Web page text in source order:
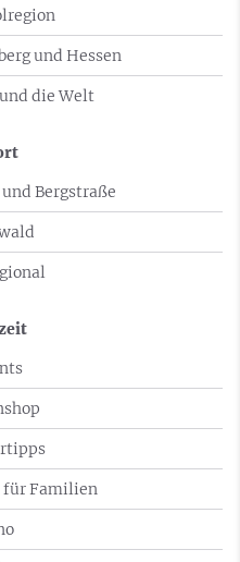
und Hessen
die Welt
Bergstraße
für Familien